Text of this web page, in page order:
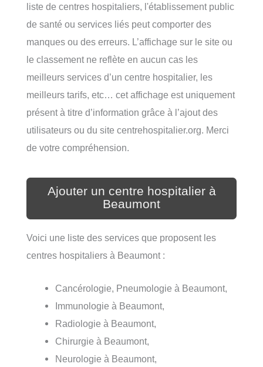
liste de centres hospitaliers, l'établissement public
de santé ou services liés peut comporter des
manques ou des erreurs. L’affichage sur le site ou
le classement ne reflète en aucun cas les
meilleurs services d’un centre hospitalier, les
meilleurs tarifs, etc… cet affichage est uniquement
présent à titre d’information grâce à l’ajout des
utilisateurs ou du site centrehospitalier.org. Merci
de votre compréhension.
Ajouter un centre hospitalier à
Beaumont
Voici une liste des services que proposent les
centres hospitaliers à Beaumont :
Cancérologie, Pneumologie à Beaumont,
Immunologie à Beaumont,
Radiologie à Beaumont,
Chirurgie à Beaumont,
Neurologie à Beaumont,